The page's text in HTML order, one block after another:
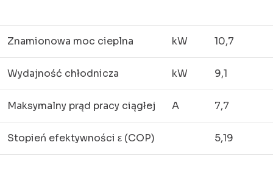
Znamionowa moc cieplna kW 10,7
Wydajność chłodnicza kW 9,1
Maksymalny prąd pracy ciągłej A 7,7
Stopień efektywności ε (COP) 5,19